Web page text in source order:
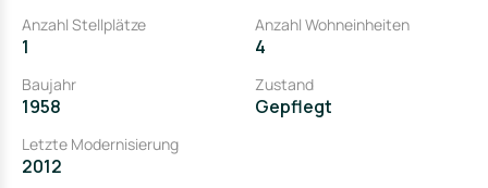
Anzahl Stellplätze
1
Anzahl Wohneinheiten
4
Baujahr
1958
Zustand
Gepflegt
Letzte Modernisierung
2012